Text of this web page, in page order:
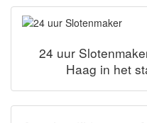
24 uur
Haag in het